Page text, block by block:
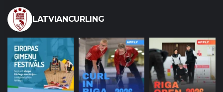
LATVIANCURLING